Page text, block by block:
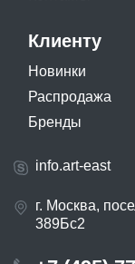
Клиенту
Новинки
Распродажа
Бренды
info.art-east
г. Москва,
389Бс2